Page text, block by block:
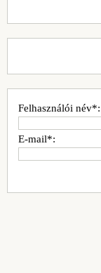
Felhasználói név*:
E-mail*: